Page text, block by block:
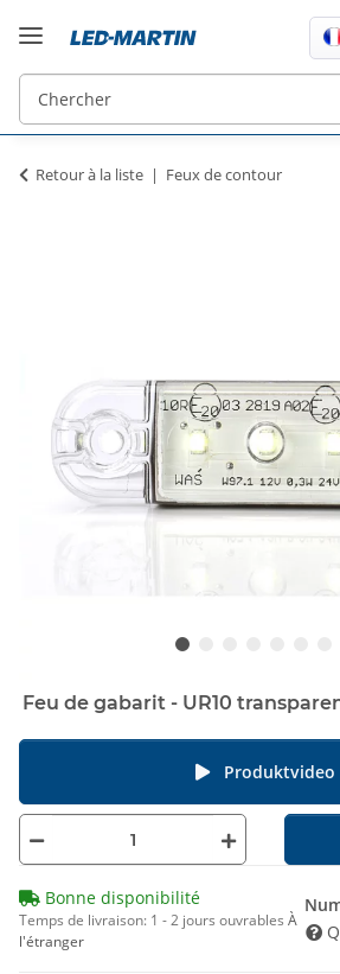
Retour à la liste Feux de contour
Feu de gabarit - UR10
Produktvideo
Bonne disponibilité
Temps de livraison: 1 - 2 jours ouvrables À
l'étranger